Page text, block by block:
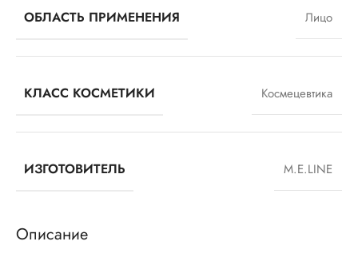
ОБЛАСТЬ ПРИМЕНЕНИЯ Лицо
КЛАСС КОСМЕТИКИ Космецевтика
ИЗГОТОВИТЕЛЬ M.E.LINE
Описание